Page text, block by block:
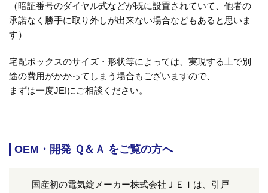
（暗証番号のダイヤル式などが既に設置されていて、他者の
承諾なく勝手に取り外しが出来ない場合などもあると思いま
す）
宅配ボックスのサイズ・形状等によっては、実現する上で別
途の費用がかかってしまう場合もございますので、
まずは一度JEIにご相談ください。
OEM・開発 Ｑ＆Ａ をご覧の方へ
国産初の電気錠メーカー株式会社ＪＥＩは、引戸